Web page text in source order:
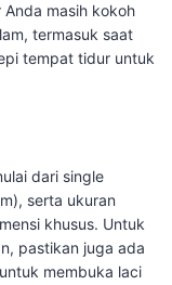
masih kokoh
termasuk saat
tempat tidur untuk
dari single
serta ukuran
khusus. Untuk
pastikan juga ada
membuka laci